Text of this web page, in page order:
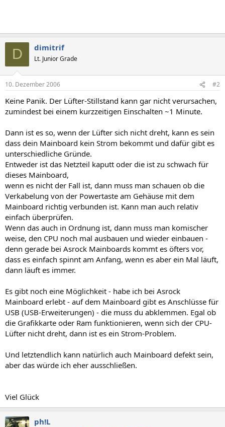
D dimitrif
Lt. Junior Grade
10. Dezember 2006 #2
Keine Panik. Der Lüfter-Stillstand kann gar nicht verursachen,
zumindest bei einem kurzzeitigen Einschalten ~1 Minute.
Dann ist es so, wenn der Lüfter sich nicht dreht, kann es sein
dass dein Mainboard kein Strom bekommt und dafür gibt es
unterschiedliche Gründe.
Entweder ist das Netzteil kaputt oder die ist zu schwach für
dieses Mainboard,
wenn es nicht der Fall ist, dann muss man schauen ob die
Verkabelung von der Powertaste am Gehäuse mit dem
Mainboard richtig verbunden ist. Kann man auch relativ
einfach überprüfen.
Wenn das auch in Ordnung ist, dann muss man komischer
weise, den CPU noch mal ausbauen und wieder einbauen -
denn gerade bei Asrock Mainboards kommt es öfters vor,
dass es einfach spinnt am Anfang, wenn es aber ein Mal läuft,
dann läuft es immer.
Es gibt noch eine Möglichkeit - habe ich bei Asrock
Mainboard erlebt - auf dem Mainboard gibt es Anschlüsse für
USB (USB-Erweiterungen) - die muss du abklemmen. Egal ob
die Grafikkarte oder Ram funktionieren, wenn sich der CPU-
Lüfter nicht dreht, dann ist es ein Strom-Problem.
Und letztendlich kann natürlich auch Mainboard defekt sein,
aber das würde ich eher ausschließen.
Viel Glück
ph!L